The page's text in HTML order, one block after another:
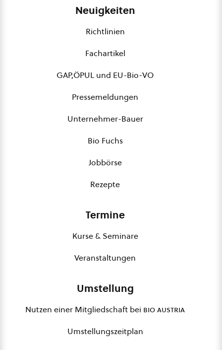
Neuigkeiten
Richtlinien
Fachartikel
GAP,ÖPUL und EU-Bio-VO
Pressemeldungen
Unternehmer-Bauer
Bio Fuchs
Jobbörse
Rezepte
Termine
Kurse & Seminare
Veranstaltungen
Umstellung
Nutzen einer Mitgliedschaft bei bio austria
Umstellungszeitplan